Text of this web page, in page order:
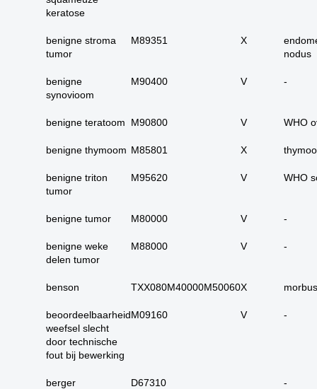
onbekend primair of
14. alle primaire
16. alle benigne
keratose
benigne stroma
tumor
M89351 X
nodus
benigne
synovioom
M90400 V -
benigne teratoom M90800 V WHO
benigne thymoom M85801 X
benigne triton
tumor
M95620 V WHO
benigne tumor M80000 V -
benigne weke
delen tumor
M88000 V -
benson TXX080M40000M50060X
beoordeelbaarheid
weefsel slecht
door technische
fout bij bewerking
M09160 V -
berger D67310 -